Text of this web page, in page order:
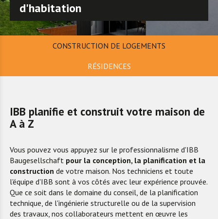
d'habitation
CONSTRUCTION DE LOGEMENTS
RÉSIDENCES
IBB planifie et construit votre maison de
A à Z
Vous pouvez vous appuyez sur le professionnalisme d'IBB
Baugesellschaft pour la conception, la planification et la
construction de votre maison. Nos techniciens et toute
l'équipe d'IBB sont à vos côtés avec leur expérience prouvée.
Que ce soit dans le domaine du conseil, de la planification
technique, de l'ingénierie structurelle ou de la supervision
des travaux, nos collaborateurs mettent en œuvre les